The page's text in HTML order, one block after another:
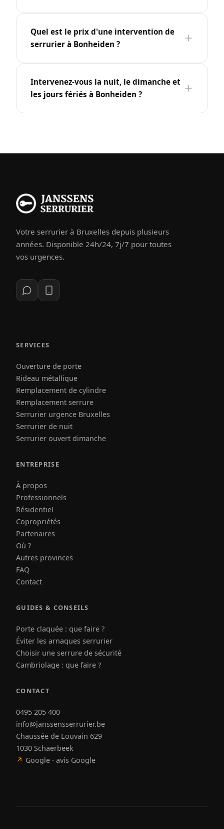
Quel est le prix d'une intervention de
serrurier à Bonheiden ?
Intervenez-vous la nuit, le dimanche et
les jours fériés à Bonheiden ?
Votre serrurier à Bruxelles depuis plusieurs
années. Disponible 24h/24, 7j/7 pour toutes
vos urgences.
SERVICES
Ouverture de porte
Rideau métallique
Remplacement de cylindre
Remplacement serrure
Serrurier urgence Bruxelles
Serrurier de nuit
Serrurier ouvert dimanche
ENTREPRISE
À propos
Professionnels
Résidentiel
Copropriétés
Partenaires
Où ?
Autres provinces
FAQ
Contact
GUIDES & CONSEILS
Porte claquée : que faire ?
Éviter les arnaques serrurier
Choisir une serrure de sécurité
Cambriolage : que faire ?
CONTACT
0495 205 400
info@janssensserrurier.be
Chaussée de Louvain 629
1030 Schaerbeek
↗ Google · avis Google